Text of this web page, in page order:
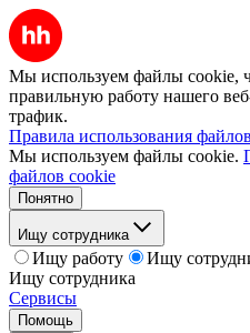
Мы используем файлы cookie,
правильную работу нашего
трафик.
Правила использования
Мы используем файлы cookie.
файлов cookie
Понятно
Ищу сотрудника
Ищу работу
Ищу
Ищу сотрудника
Сервисы
Помощь